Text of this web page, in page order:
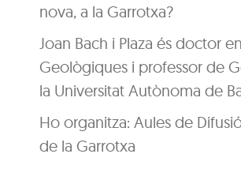
nova, a la Garrotxa?
Joan Bach i Plaza és doctor
Geològiques i professor de
la Universitat Autònoma de
Ho organitza: Aules de
de la Garrotxa